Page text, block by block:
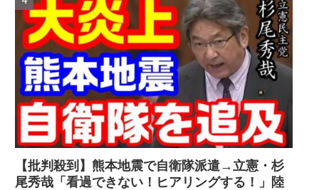
【批判殺到】熊本地震で自衛隊派遣→立憲・杉
尾秀哉「看過できない！ヒアリングする！」陸